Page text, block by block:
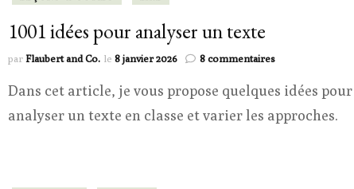
1001 idées pour analyser un texte
parFlaubert and Co. le 8 janvier 2026 8 commentairessur
idées
analyser
Dans cet article, je vous propose quelques idées pour
analyser un texte en classe et varier les approches.